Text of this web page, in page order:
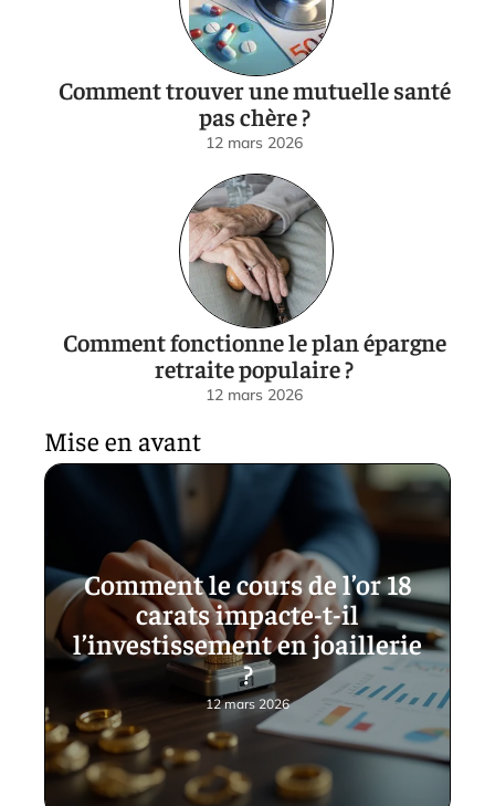
Comment trouver une mutuelle santé
pas chère ?
12 mars 2026
Comment fonctionne le plan épargne
retraite populaire ?
12 mars 2026
Mise en avant
Comment le cours de l’or 18
carats impacte-t-il
l’investissement en joaillerie
?
12 mars 2026